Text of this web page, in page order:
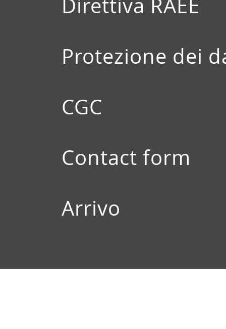
Direttiva RAEE
Protezione dei
CGC
Contact form
Arrivo